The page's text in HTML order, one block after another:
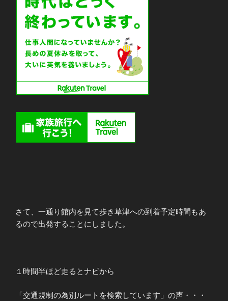
さて、一通り館内を見て歩き草津への到着予定時間もあ
るので出発することにしました。
１時間半ほど走るとナビから
「交通規制の為別ルートを検索しています」の声・・・